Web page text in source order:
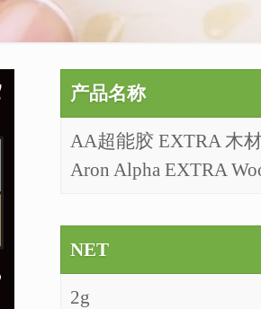
产品名称
AA超能胶 EXTRA 木
Aron Alpha EXTRA
NET
2g